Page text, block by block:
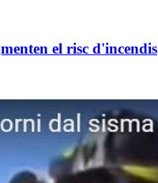
el risc d'incendis